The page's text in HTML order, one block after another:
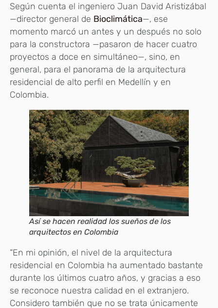
Según cuenta el ingeniero Juan David Aristizábal
—director general de Bioclimática—, ese
momento marcó un antes y un después no solo
para la constructora —pasaron de hacer cuatro
proyectos a doce en simultáneo—, sino, en
general, para el panorama de la arquitectura
residencial de alto perfil en Medellín y en
Colombia.
Así se hacen realidad los sueños de los
arquitectos en Colombia
“En mi opinión, el nivel de la arquitectura
residencial en Colombia ha aumentado bastante
durante los últimos cuatro años, y gracias a eso
se reconoce nuestra calidad en el extranjero.
Considero también que no se trata únicamente